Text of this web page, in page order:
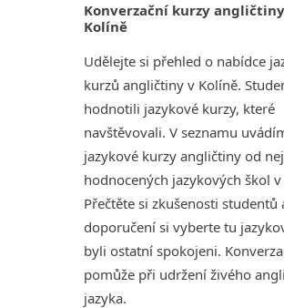
Konverzační kurzy
Kolíně
Udělejte si přehled o nabídce
kurzů angličtiny v Kolíně.
hodnotili jazykové kurzy, které
navštěvovali. V seznamu
jazykové kurzy angličtiny od
hodnocených jazykových škol v
Přečtěte si zkušenosti studentů
doporučení si vyberte tu
byli ostatní spokojeni.
pomůže při udržení živého
jazyka.